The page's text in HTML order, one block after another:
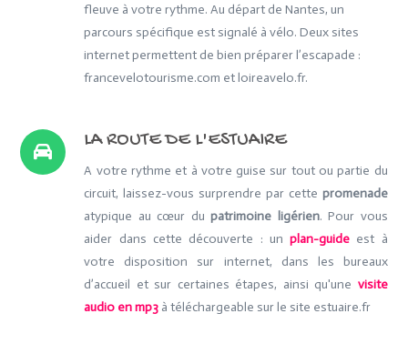
fleuve à votre rythme. Au départ de Nantes, un
parcours spécifique est signalé à vélo. Deux sites
internet permettent de bien préparer l’escapade :
francevelotourisme.com et loireavelo.fr.
LA ROUTE DE L'ESTUAIRE
A votre rythme et à votre guise sur tout ou partie du
circuit, laissez-vous surprendre par cette promenade
atypique au cœur dupatrimoine ligérien. Pour vous
aider dans cette découverte : unplan-guide est à
votre disposition sur internet, dans les bureaux
d’accueil et sur certaines étapes, ainsi qu'une visite
audio en mp3 à téléchargeable sur le site estuaire.fr